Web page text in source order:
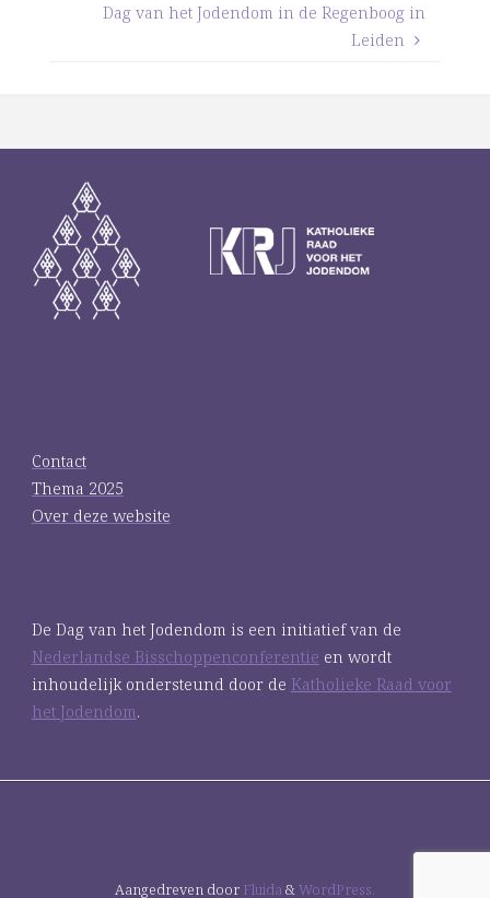
Dag van het Jodendom in de Regenboog in
Leiden
Contact
Thema 2025
Over deze website
De Dag van het Jodendom is een initiatief van de
Nederlandse Bisschoppenconferentie en wordt
inhoudelijk ondersteund door de Katholieke Raad voor
het Jodendom.
Aangedreven door Fluida&WordPress.